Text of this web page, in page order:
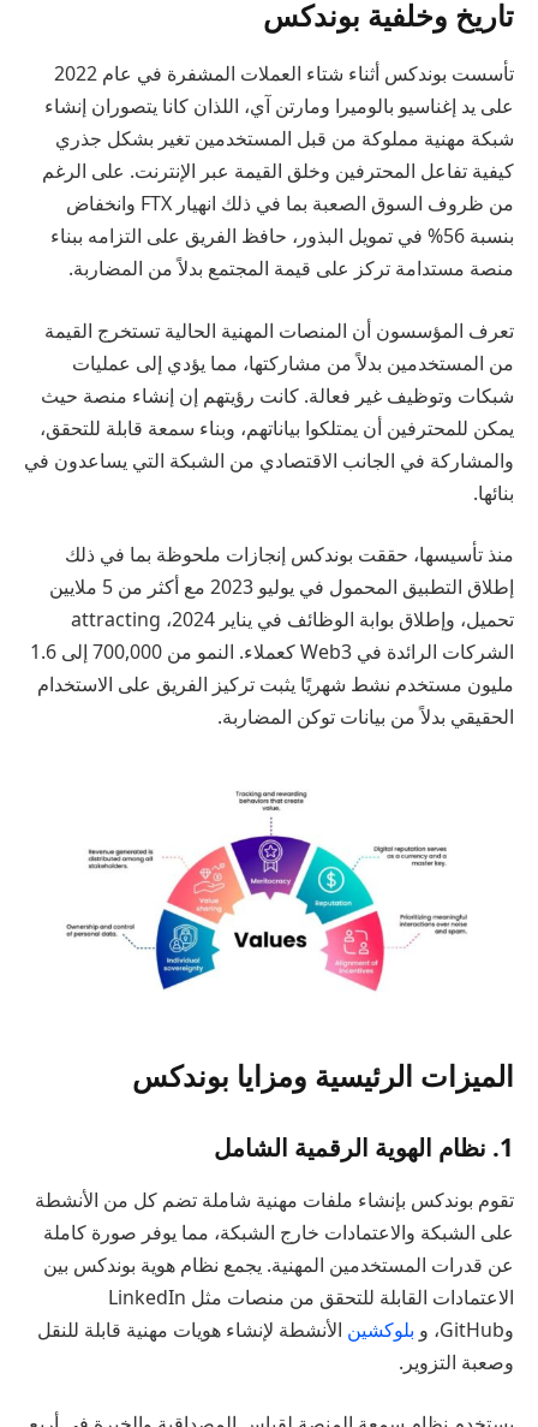
تاريخ وخلفية بوندكس
تأسست بوندكس أثناء شتاء العملات المشفرة في عام 2022
على يد إغناسيو بالوميرا ومارتن آي، اللذان كانا يتصوران إنشاء
شبكة مهنية مملوكة من قبل المستخدمين تغير بشكل جذري
كيفية تفاعل المحترفين وخلق القيمة عبر الإنترنت. على الرغم
من ظروف السوق الصعبة بما في ذلك انهيار FTX وانخفاض
بنسبة 56% في تمويل البذور، حافظ الفريق على التزامه ببناء
منصة مستدامة تركز على قيمة المجتمع بدلاً من المضاربة.
تعرف المؤسسون أن المنصات المهنية الحالية تستخرج القيمة
من المستخدمين بدلاً من مشاركتها، مما يؤدي إلى عمليات
شبكات وتوظيف غير فعالة. كانت رؤيتهم إن إنشاء منصة حيث
يمكن للمحترفين أن يمتلكوا بياناتهم، وبناء سمعة قابلة للتحقق،
والمشاركة في الجانب الاقتصادي من الشبكة التي يساعدون في
بنائها.
منذ تأسيسها، حققت بوندكس إنجازات ملحوظة بما في ذلك
إطلاق التطبيق المحمول في يوليو 2023 مع أكثر من 5 ملايين
تحميل، وإطلاق بوابة الوظائف في يناير 2024، attracting
الشركات الرائدة في Web3 كعملاء. النمو من 700,000 إلى 1.6
مليون مستخدم نشط شهريًا يثبت تركيز الفريق على الاستخدام
الحقيقي بدلاً من بيانات توكن المضاربة.
الميزات الرئيسية ومزايا بوندكس
1. نظام الهوية الرقمية الشامل
تقوم بوندكس بإنشاء ملفات مهنية شاملة تضم كل من الأنشطة
على الشبكة والاعتمادات خارج الشبكة، مما يوفر صورة كاملة
عن قدرات المستخدمين المهنية. يجمع نظام هوية بوندكس بين
الاعتمادات القابلة للتحقق من منصات مثل LinkedIn
وGitHub، و
بلوكشين الأنشطة لإنشاء هويات مهنية قابلة للنقل
وصعبة التزوير.